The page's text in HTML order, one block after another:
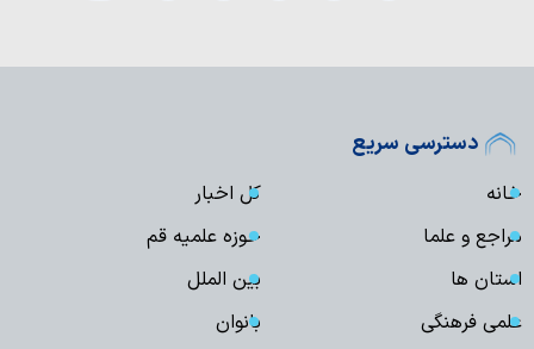
دسترسی سریع
خانه
کل اخبار
مراجع و علما
حوزه علمیه قم
استان ها
بین الملل
علمی فرهنگی
بانوان